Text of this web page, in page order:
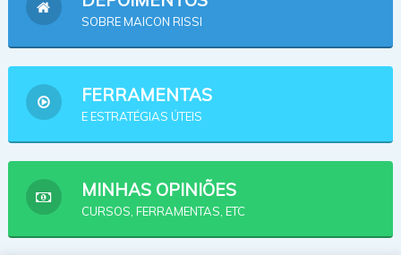
SOBRE MAICON RISSI
FERRAMENTAS
E ESTRATÉGIAS ÚTEIS
MINHAS OPINIÕES
CURSOS, FERRAMENTAS, ETC